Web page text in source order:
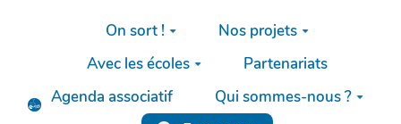
Aller au contenu principal
On sort !
Nos projets
Avec les écoles
Partenariats
Agenda associatif
Qui sommes-nous ?